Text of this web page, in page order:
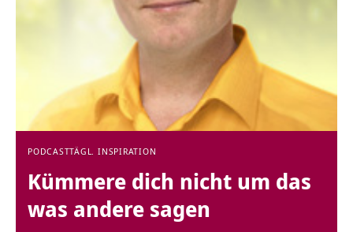
PODCASTTÄGL. INSPIRATION
Kümmere dich nicht um das
was andere sagen